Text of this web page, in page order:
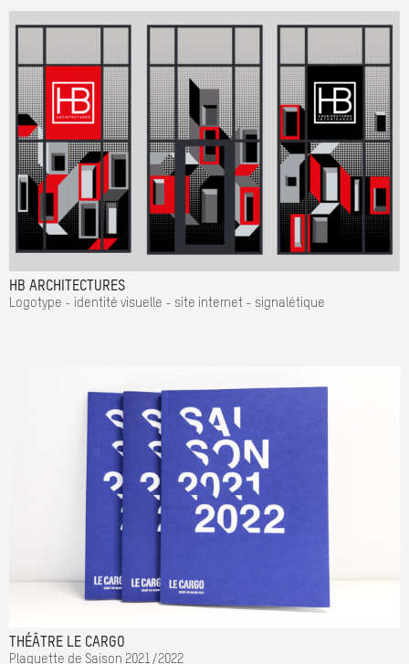
HB ARCHITECTURES
Logotype - identité visuelle - site internet - signalétique
THÉÂTRE LE CARGO
Plaquette de Saison 2021/2022